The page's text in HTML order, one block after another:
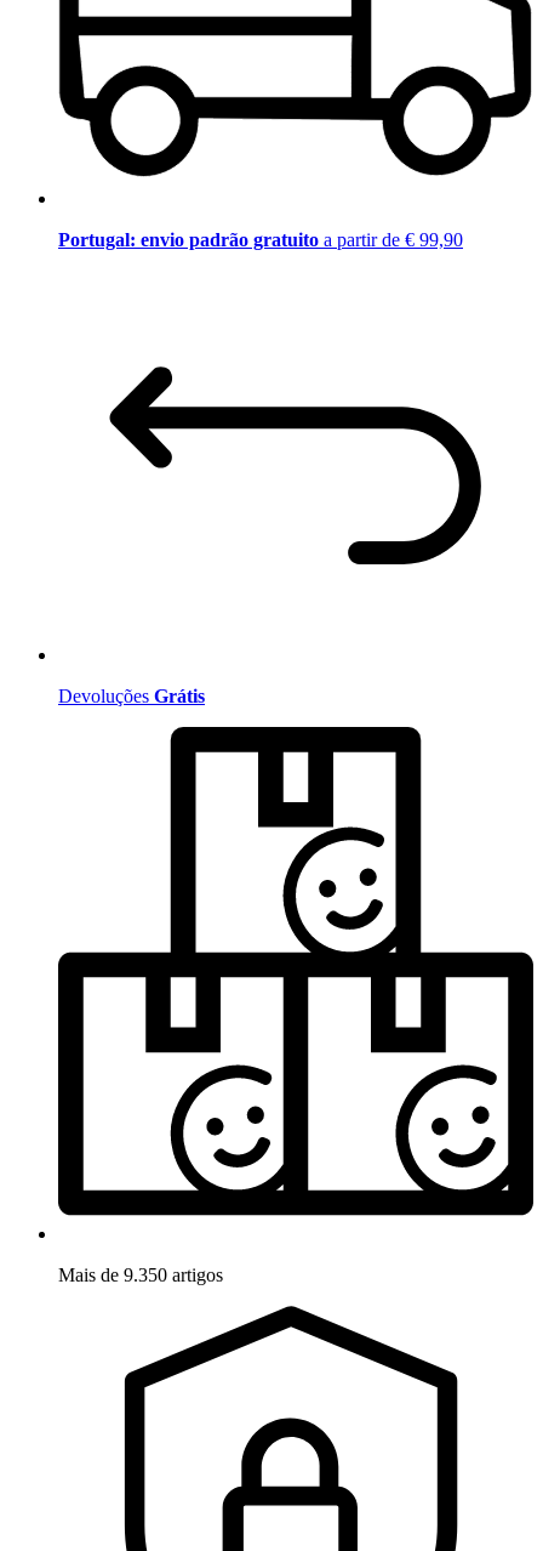
Portugal: envio padrão gratuito a partir de € 99,90
Devoluções Grátis
Mais de 9.350 artigos